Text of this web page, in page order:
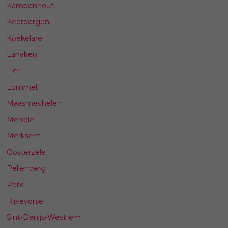
Kampenhout
Keerbergen
Koekelare
Lanaken
Lier
Lommel
Maasmechelen
Melsele
Merksem
Oosterzele
Pellenberg
Perk
Rijkevorsel
Sint-Denijs-Westrem